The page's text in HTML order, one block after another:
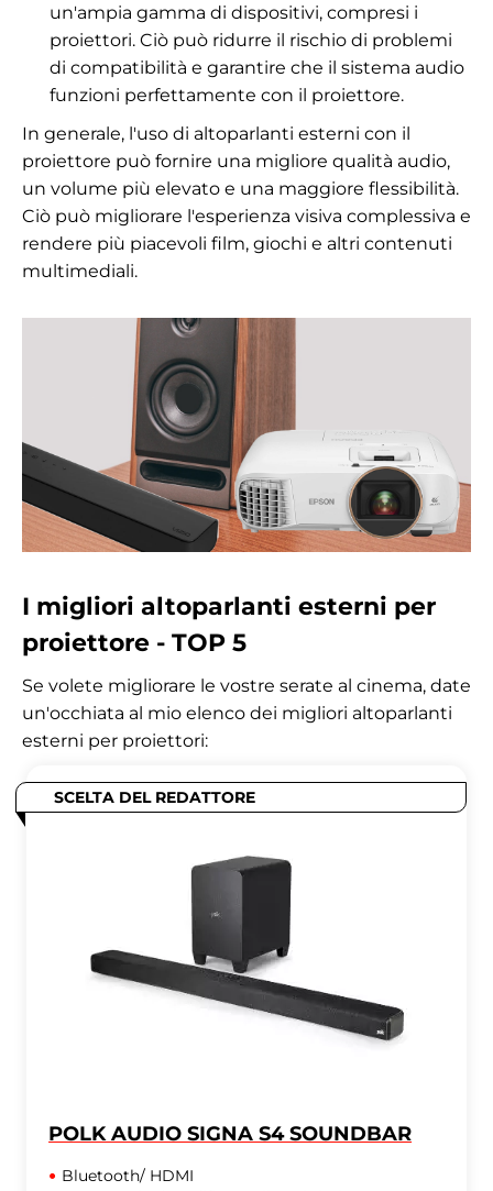
un'ampia gamma di dispositivi, compresi i
proiettori. Ciò può ridurre il rischio di problemi
di compatibilità e garantire che il sistema audio
funzioni perfettamente con il proiettore.
In generale, l'uso di altoparlanti esterni con il
proiettore può fornire una migliore qualità audio,
un volume più elevato e una maggiore flessibilità.
Ciò può migliorare l'esperienza visiva complessiva e
rendere più piacevoli film, giochi e altri contenuti
multimediali.
I migliori altoparlanti esterni per
proiettore - TOP 5
Se volete migliorare le vostre serate al cinema, date
un'occhiata al mio elenco dei migliori altoparlanti
esterni per proiettori:
SCELTA DEL REDATTORE
POLK AUDIO SIGNA S4 SOUNDBAR
Bluetooth/ HDMI